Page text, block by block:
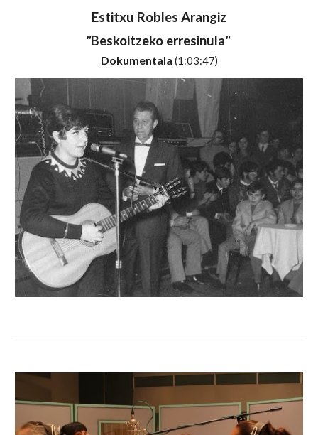
Estitxu Robles Arangiz
"Beskoitzeko erresinula"
Dokumentala (1:03:47)